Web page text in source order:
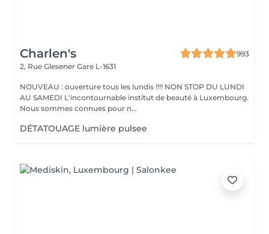
Charlen's
993
2, Rue Glesener Gare L-1631
NOUVEAU : ouverture tous les lundis !!!! NON STOP DU LUNDI
AU SAMEDI L'incontournable institut de beauté à Luxembourg.
Nous sommes connues pour n...
DÉTATOUAGE lumière pulsee